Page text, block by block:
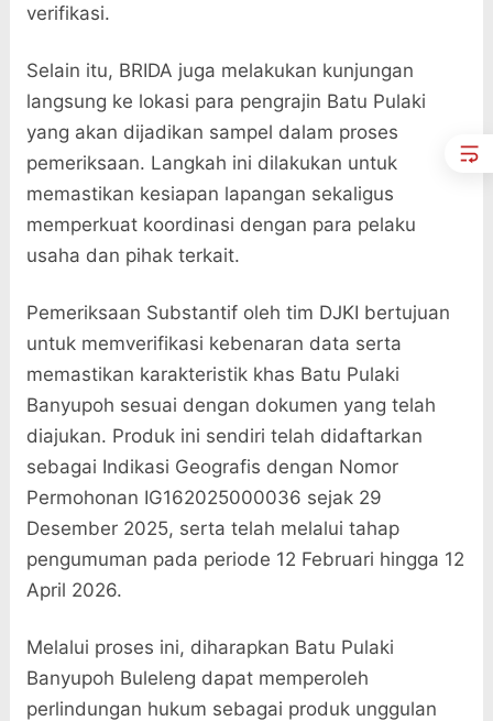
verifikasi.
Selain itu, BRIDA juga melakukan kunjungan
langsung ke lokasi para pengrajin Batu Pulaki
yang akan dijadikan sampel dalam proses
pemeriksaan. Langkah ini dilakukan untuk
memastikan kesiapan lapangan sekaligus
memperkuat koordinasi dengan para pelaku
usaha dan pihak terkait.
Pemeriksaan Substantif oleh tim DJKI bertujuan
untuk memverifikasi kebenaran data serta
memastikan karakteristik khas Batu Pulaki
Banyupoh sesuai dengan dokumen yang telah
diajukan. Produk ini sendiri telah didaftarkan
sebagai Indikasi Geografis dengan Nomor
Permohonan IG162025000036 sejak 29
Desember 2025, serta telah melalui tahap
pengumuman pada periode 12 Februari hingga 12
April 2026.
Melalui proses ini, diharapkan Batu Pulaki
Banyupoh Buleleng dapat memperoleh
perlindungan hukum sebagai produk unggulan